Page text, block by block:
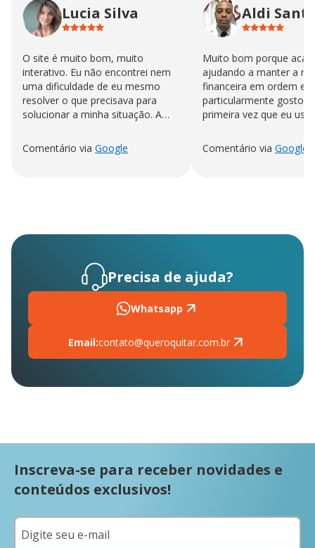
Lucia Silva
O site é muito bom, muito
interativo. Eu não encontrei nem
uma dificuldade de eu mesmo
resolver o que precisava para
solucionar a minha situação. A
"impagável."
Comentário via Google
Aldi
Muito bom porque
ajudando a manter a
financeira em ordem eu
particularmente gosto
primeira vez que eu uso
Comentário via Google
Precisa de ajuda?
Whatsapp
Email:contato@queroquitar.com.br
Inscreva-se para receber novidades e
conteúdos exclusivos!